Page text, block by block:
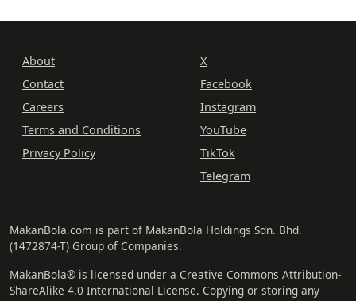
About
Contact
Careers
Terms and Conditions
Privacy Policy
X
Facebook
Instagram
YouTube
TikTok
Telegram
MakanBola.com is part of MakanBola Holdings Sdn. Bhd.
(1472874-T) Group of Companies.
MakanBola® is licensed under a Creative Commons Attribution-
ShareAlike 4.0 International License. Copying or storing any